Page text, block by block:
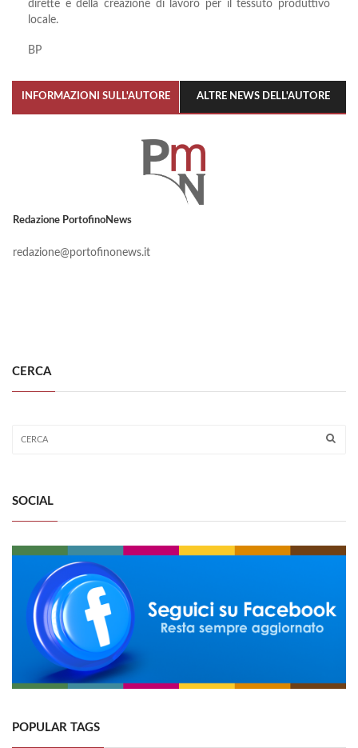
dirette e della creazione di lavoro per il tessuto produttivo
locale.
BP
INFORMAZIONI SULL'AUTORE ALTRE NEWS DELL'AUTORE
Redazione PortofinoNews
redazione@portofinonews.it
CERCA
SOCIAL
POPULAR TAGS